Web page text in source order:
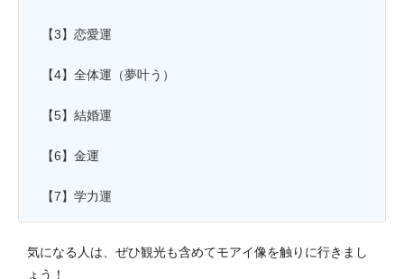
【3】恋愛運
【4】全体運（夢叶う）
【5】結婚運
【6】金運
【7】学力運
気になる人は、ぜひ観光も含めてモアイ像を触りに行きまし
ょう！